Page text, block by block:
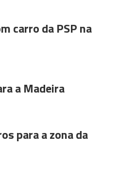
carro da PSP na
a Madeira
para a zona da